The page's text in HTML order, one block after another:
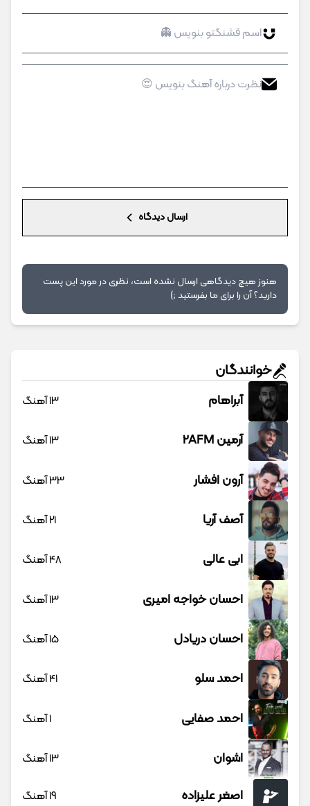
ارسال دیدگاه
هنوز هیچ دیدگاهی ارسال نشده است، نظری در مورد این پست
دارید؟ آن را برای ما بفرستید ;)
خوانندگان
آبراهام 13 آهنگ
آرمین 2AFM 13 آهنگ
آرون افشار 33 آهنگ
آصف آریا 21 آهنگ
ابی عالی 48 آهنگ
احسان خواجه امیری 13 آهنگ
احسان دریادل 15 آهنگ
احمد سلو 41 آهنگ
احمد صفایی 1 آهنگ
اشوان 13 آهنگ
اصغر علیزاده 19 آهنگ